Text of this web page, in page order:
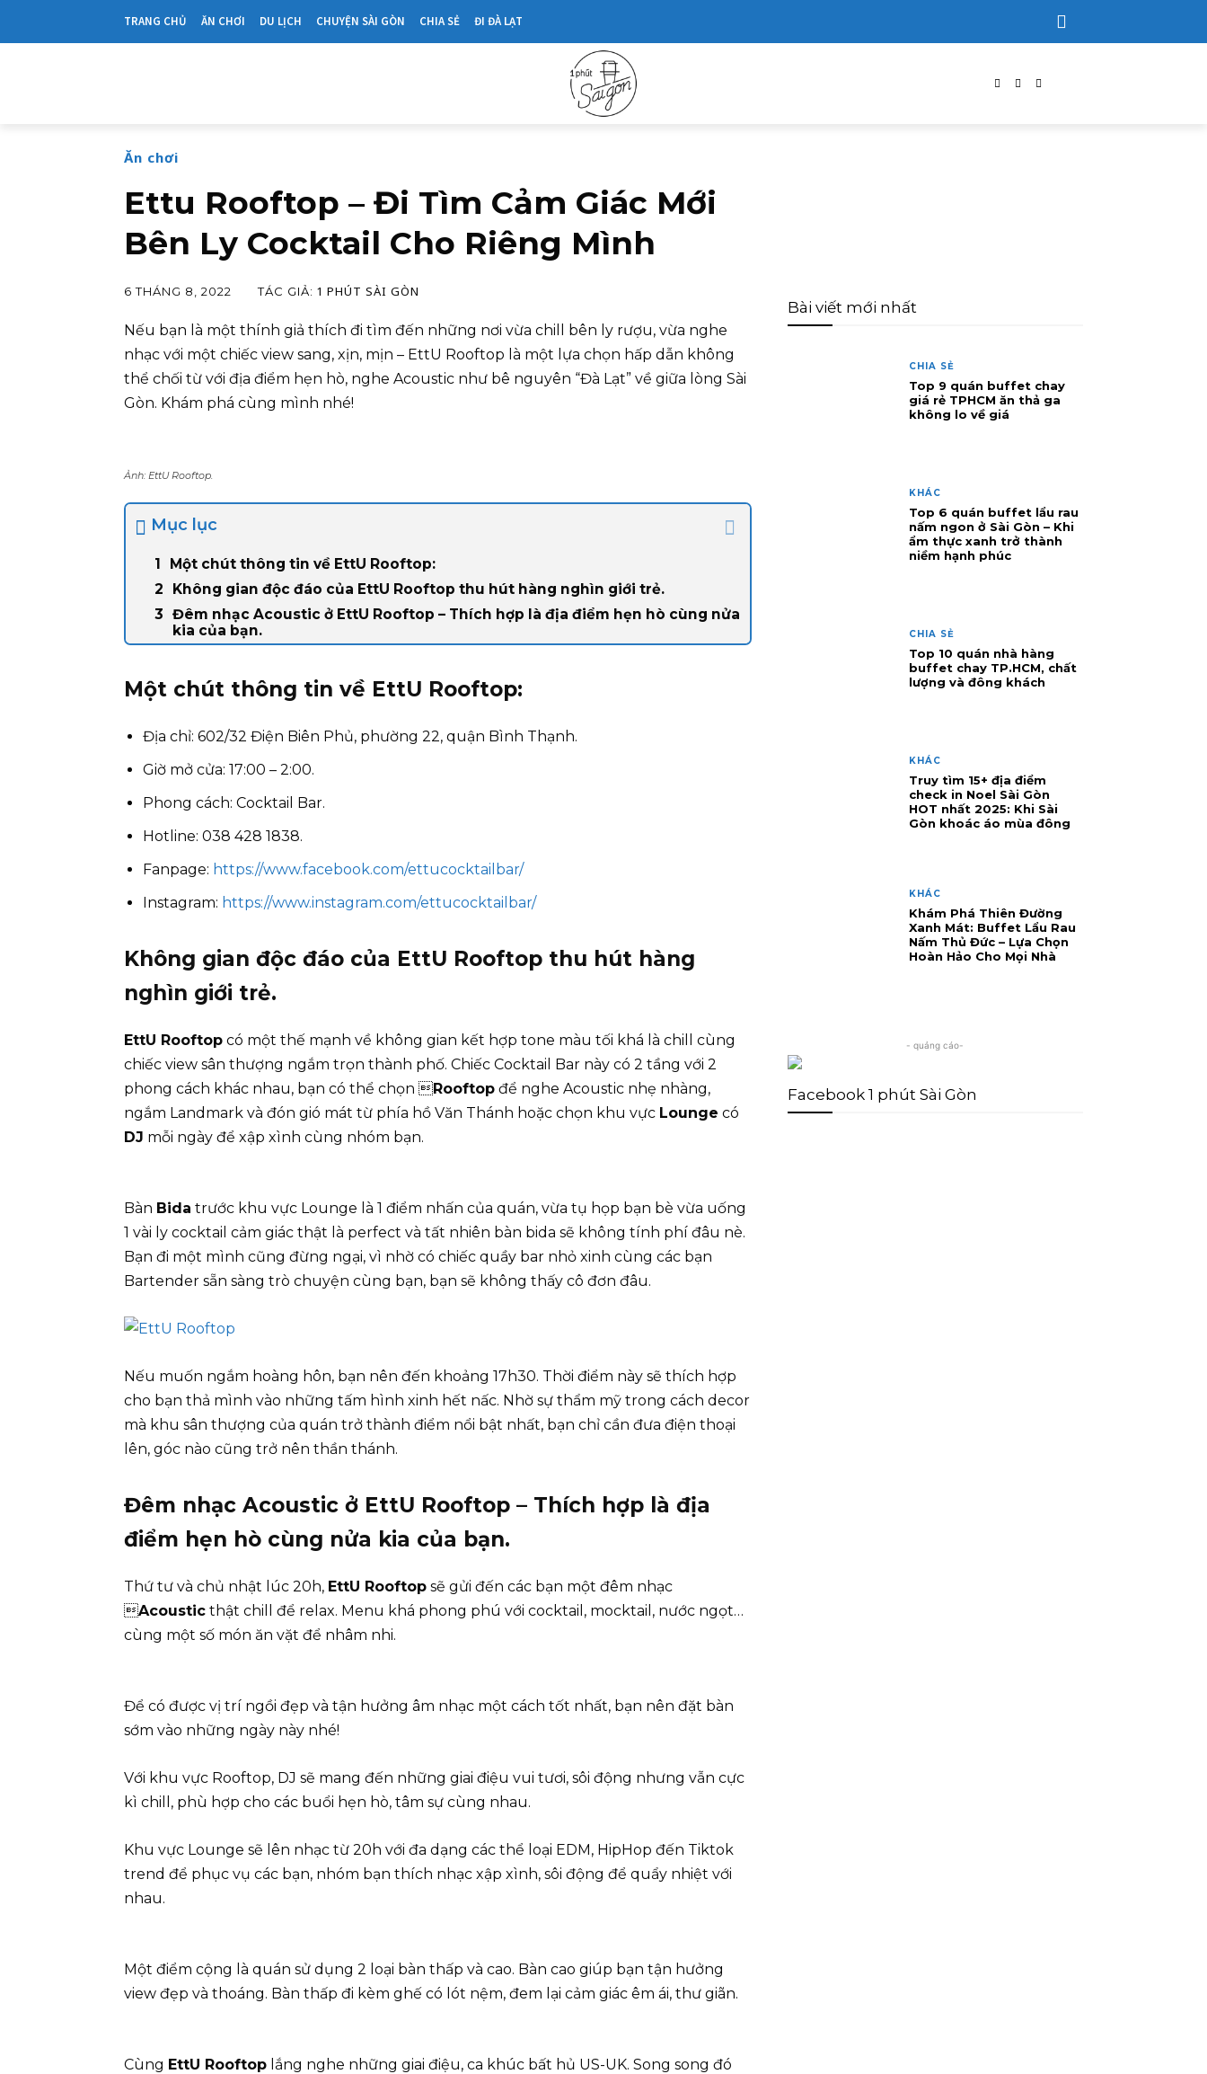
TRANG CHỦ ĂN CHƠI DU LỊCH CHUYỆN SÀI GÒN CHIA SẺ ĐI ĐÀ LẠT
Ăn chơi
Ettu Rooftop – Đi Tìm Cảm Giác Mới
Bên Ly Cocktail Cho Riêng Mình
6 THÁNG 8, 2022 TÁC GIẢ: 1 PHÚT SÀI GÒN
Nếu bạn là một thính giả thích đi tìm đến những nơi vừa chill bên ly rượu, vừa nghe
nhạc với một chiếc view sang, xịn, mịn – EttU Rooftop là một lựa chọn hấp dẫn không
thể chối từ với địa điểm hẹn hò, nghe Acoustic như bê nguyên “Đà Lạt” về giữa lòng Sài
Gòn. Khám phá cùng mình nhé!
Ảnh: EttU Rooftop.
Mục lục
Một chút thông tin về EttU Rooftop:
Không gian độc đáo của EttU Rooftop thu hút hàng nghìn giới trẻ.
Đêm nhạc Acoustic ở EttU Rooftop – Thích hợp là địa điểm hẹn hò cùng nửa
kia của bạn.
Một chút thông tin về EttU Rooftop:
Địa chỉ: 602/32 Điện Biên Phủ, phường 22, quận Bình Thạnh.
Giờ mở cửa: 17:00 – 2:00.
Phong cách: Cocktail Bar.
Hotline: 038 428 1838.
Fanpage: https://www.facebook.com/ettucocktailbar/
Instagram: https://www.instagram.com/ettucocktailbar/
Không gian độc đáo của EttU Rooftop thu hút hàng
nghìn giới trẻ.
EttU Rooftop có một thế mạnh về không gian kết hợp tone màu tối khá là chill cùng
chiếc view sân thượng ngắm trọn thành phố. Chiếc Cocktail Bar này có 2 tầng với 2
phong cách khác nhau, bạn có thể chọn Rooftop để nghe Acoustic nhẹ nhàng,
ngắm Landmark và đón gió mát từ phía hồ Văn Thánh hoặc chọn khu vực Lounge có
DJ mỗi ngày để xập xình cùng nhóm bạn.
Bàn Bida trước khu vực Lounge là 1 điểm nhấn của quán, vừa tụ họp bạn bè vừa uống
1 vài ly cocktail cảm giác thật là perfect và tất nhiên bàn bida sẽ không tính phí đâu nè.
Bạn đi một mình cũng đừng ngại, vì nhờ có chiếc quầy bar nhỏ xinh cùng các bạn
Bartender sẵn sàng trò chuyện cùng bạn, bạn sẽ không thấy cô đơn đâu.
Nếu muốn ngắm hoàng hôn, bạn nên đến khoảng 17h30. Thời điểm này sẽ thích hợp
cho bạn thả mình vào những tấm hình xinh hết nấc. Nhờ sự thẩm mỹ trong cách decor
mà khu sân thượng của quán trở thành điểm nổi bật nhất, bạn chỉ cần đưa điện thoại
lên, góc nào cũng trở nên thần thánh.
Đêm nhạc Acoustic ở EttU Rooftop – Thích hợp là địa
điểm hẹn hò cùng nửa kia của bạn.
Thứ tư và chủ nhật lúc 20h, EttU Rooftop sẽ gửi đến các bạn một đêm nhạc
Acoustic thật chill để relax. Menu khá phong phú với cocktail, mocktail, nước ngọt…
cùng một số món ăn vặt để nhâm nhi.
Để có được vị trí ngồi đẹp và tận hưởng âm nhạc một cách tốt nhất, bạn nên đặt bàn
sớm vào những ngày này nhé!
Với khu vực Rooftop, DJ sẽ mang đến những giai điệu vui tươi, sôi động nhưng vẫn cực
kì chill, phù hợp cho các buổi hẹn hò, tâm sự cùng nhau.
Khu vực Lounge sẽ lên nhạc từ 20h với đa dạng các thể loại EDM, HipHop đến Tiktok
trend để phục vụ các bạn, nhóm bạn thích nhạc xập xình, sôi động để quẩy nhiệt với
nhau.
Một điểm cộng là quán sử dụng 2 loại bàn thấp và cao. Bàn cao giúp bạn tận hưởng
view đẹp và thoáng. Bàn thấp đi kèm ghế có lót nệm, đem lại cảm giác êm ái, thư giãn.
Cùng EttU Rooftop lắng nghe những giai điệu, ca khúc bất hủ US-UK. Song song đó
Bài viết mới nhất
CHIA SẺ
Top 9 quán buffet chay
giá rẻ TPHCM ăn thả ga
không lo về giá
KHÁC
Top 6 quán buffet lẩu rau
nấm ngon ở Sài Gòn – Khi
ẩm thực xanh trở thành
niềm hạnh phúc
CHIA SẺ
Top 10 quán nhà hàng
buffet chay TP.HCM, chất
lượng và đông khách
KHÁC
Truy tìm 15+ địa điểm
check in Noel Sài Gòn
HOT nhất 2025: Khi Sài
Gòn khoác áo mùa đông
KHÁC
Khám Phá Thiên Đường
Xanh Mát: Buffet Lẩu Rau
Nấm Thủ Đức – Lựa Chọn
Hoàn Hảo Cho Mọi Nhà
- quảng cáo-
Facebook 1 phút Sài Gòn